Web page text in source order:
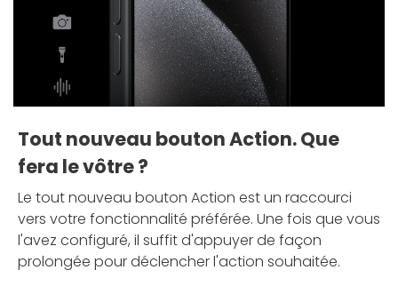
Tout nouveau bouton Action. Que
fera le vôtre ?
Le tout nouveau bouton Action est un raccourci
vers votre fonctionnalité préférée. Une fois que vous
l'avez configuré, il suffit d'appuyer de façon
prolongée pour déclencher l'action souhaitée.